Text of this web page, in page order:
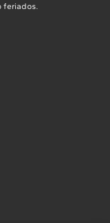
feriados.